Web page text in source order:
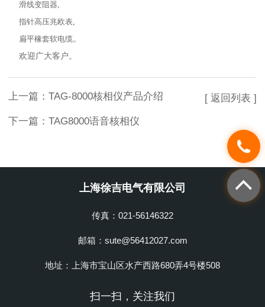
滑线变阻器
指针高压兆欧表,
扁平橡套软电缆。
欢迎广大客户。
上一篇： TAG-8000核相仪产品介绍
下一篇： TAG8000语音核相仪
[ 返回列表 ]
上海徐吉电气有限公司
传真：021-56146322
邮箱：sute@56412027.com
地址：上海市宝山区水产西路680弄4号楼508
扫一扫，关注我们